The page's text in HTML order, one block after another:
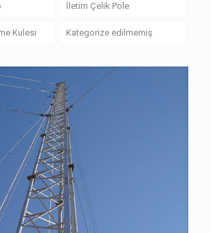
İletim Çelik Pole
Kulesi Kategorize edilmemiş